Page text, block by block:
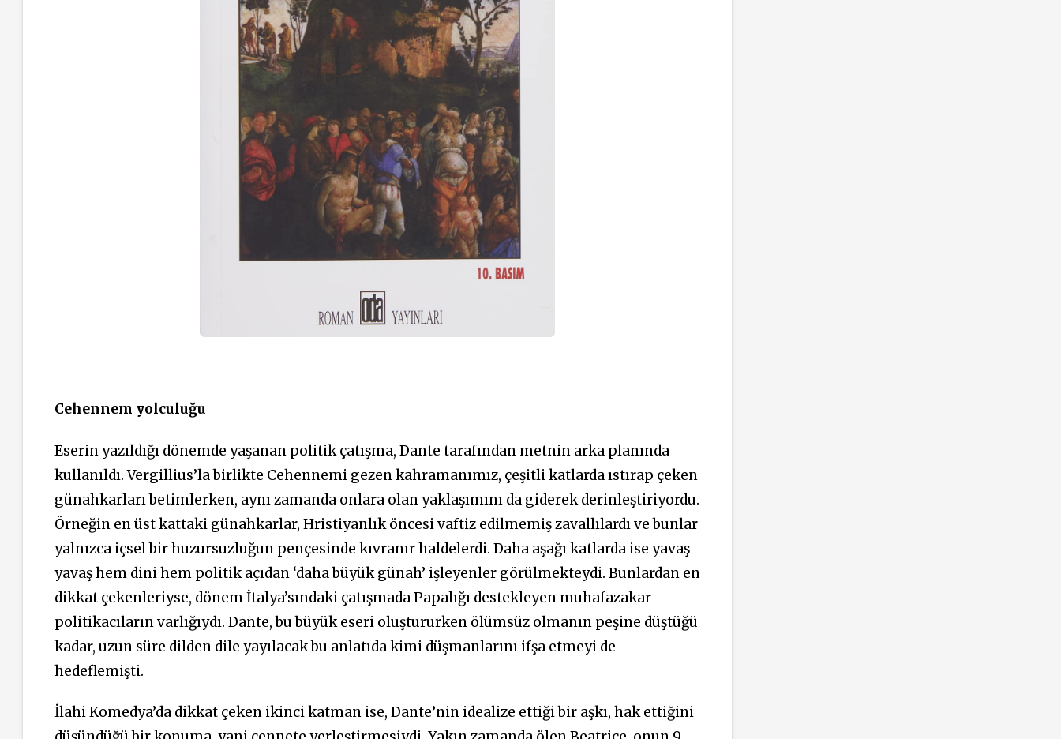
Cehennem yolculuğu
Eserin yazıldığı dönemde yaşanan politik çatışma, Dante tarafından metnin arka planında
kullanıldı. Vergillius’la birlikte Cehennemi gezen kahramanımız, çeşitli katlarda ıstırap çeken
günahkarları betimlerken, aynı zamanda onlara olan yaklaşımını da giderek derinleştiriyordu.
Örneğin en üst kattaki günahkarlar, Hristiyanlık öncesi vaftiz edilmemiş zavallılardı ve bunlar
yalnızca içsel bir huzursuzluğun pençesinde kıvranır haldelerdi. Daha aşağı katlarda ise yavaş
yavaş hem dini hem politik açıdan ‘daha büyük günah’ işleyenler görülmekteydi. Bunlardan en
dikkat çekenleriyse, dönem İtalya’sındaki çatışmada Papalığı destekleyen muhafazakar
politikacıların varlığıydı. Dante, bu büyük eseri oluştururken ölümsüz olmanın peşine düştüğü
kadar, uzun süre dilden dile yayılacak bu anlatıda kimi düşmanlarını ifşa etmeyi de
hedeflemişti.
İlahi Komedya’da dikkat çeken ikinci katman ise, Dante’nin idealize ettiği bir aşkı, hak ettiğini